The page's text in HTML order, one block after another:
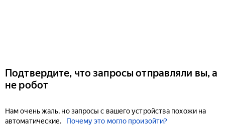
Подтвердите, что запросы отправляли вы, а
не робот
Нам очень жаль, но запросы с вашего устройства похожи на
автоматические.
Почему это могло произойти?